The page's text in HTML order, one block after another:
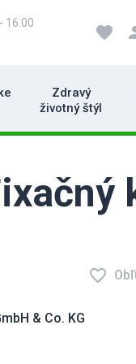
16.00
favorite
Zdravý
životný štýl
favorite_border
& Co. KG